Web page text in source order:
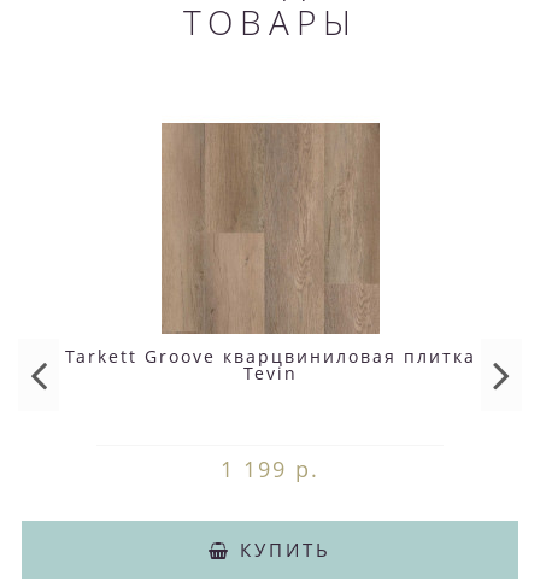
ТОВАРЫ
Tarkett Groove кварцвиниловая плитка
Tevin
1 199 р.
КУПИТЬ